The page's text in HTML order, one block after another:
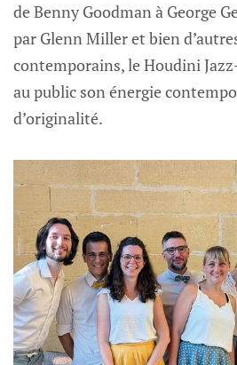
de Benny Goodman à George
par Glenn Miller et bien
contemporains, le Houdini
au public son énergie
d’originalité.